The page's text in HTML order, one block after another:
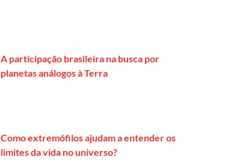
A participação brasileira na busca por
planetas análogos à Terra
Como extremófilos ajudam a entender os
limites da vida no universo?